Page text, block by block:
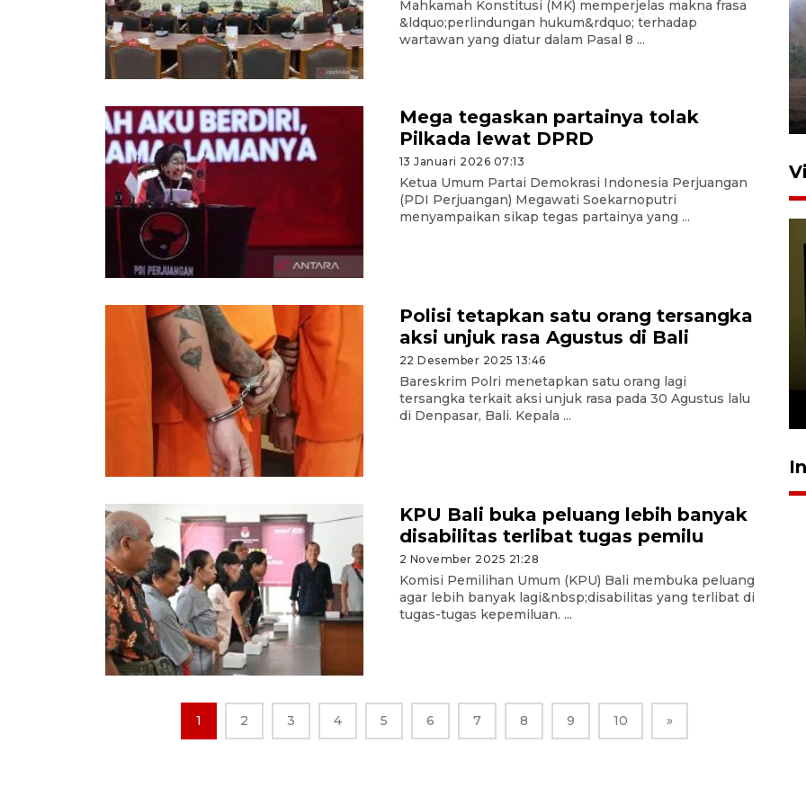
Mahkamah Konstitusi (MK) memperjelas makna frasa
&ldquo;perlindungan hukum&rdquo; terhadap
wartawan yang diatur dalam Pasal 8 ...
Mega tegaskan partainya tolak
Pilkada lewat DPRD
13 Januari 2026 07:13
Ketua Umum Partai Demokrasi Indonesia Perjuangan
(PDI Perjuangan) Megawati Soekarnoputri
menyampaikan sikap tegas partainya yang ...
Polisi tetapkan satu orang tersangka
aksi unjuk rasa Agustus di Bali
22 Desember 2025 13:46
Bareskrim Polri menetapkan satu orang lagi
tersangka terkait aksi unjuk rasa pada 30 Agustus lalu
di Denpasar, Bali. Kepala ...
KPU Bali buka peluang lebih banyak
disabilitas terlibat tugas pemilu
2 November 2025 21:28
Komisi Pemilihan Umum (KPU) Bali membuka peluang
agar lebih banyak lagi&nbsp;disabilitas yang terlibat di
tugas-tugas kepemiluan. ...
1 2 3 4 5 6 7 8 9 10 »
Sebanyak 62 penumpang
selamat dari kebakaran KM
4 Agustus 2026 19:23
Persiapan Skuad Garuda
jelang laga lawan Kamboja
pada Piala AFF
23 Juli 2026 19:12